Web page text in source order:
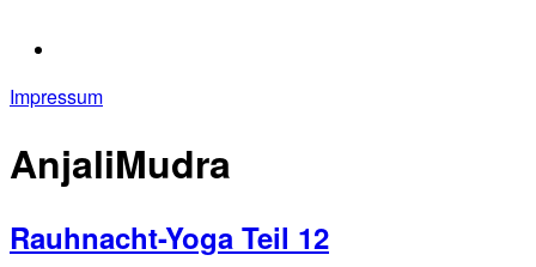
Impressum
AnjaliMudra
Rauhnacht-Yoga Teil 12